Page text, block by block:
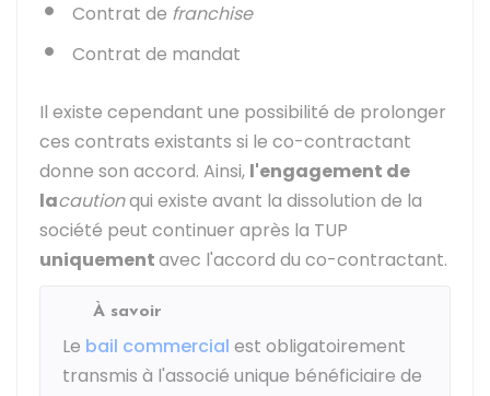
Contrat de franchise
Contrat de mandat
Il existe cependant une possibilité de prolonger
ces contrats existants si le co-contractant
donne son accord. Ainsi, l'engagement de
lacautionqui existe avant la dissolution de la
société peut continuer après la TUP
uniquementavec l'accord du co-contractant.
À savoir
Le bail commercial est obligatoirement
transmis à l'associé unique bénéficiaire de